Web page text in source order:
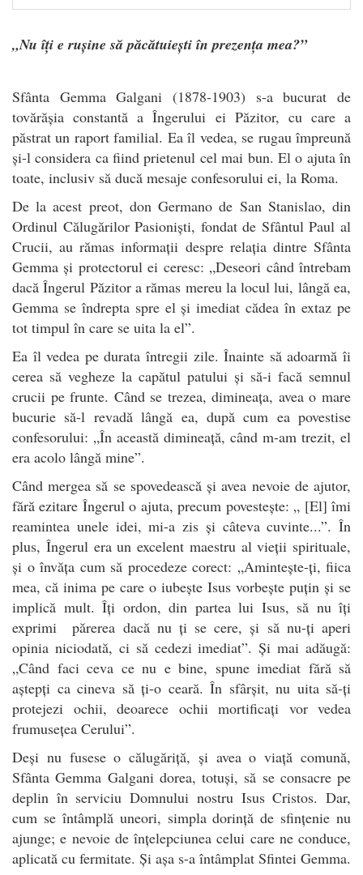
„Nu îți e rușine să păcătuiești în prezența mea?”
Sfânta Gemma Galgani (1878-1903) s-a bucurat de
tovărășia constantă a Îngerului ei Păzitor, cu care a
păstrat un raport familial. Ea îl vedea, se rugau împreună
și-l considera ca fiind prietenul cel mai bun. El o ajuta în
toate, inclusiv să ducă mesaje confesorului ei, la Roma.
De la acest preot, don Germano de San Stanislao, din
Ordinul Călugărilor Pasioniști, fondat de Sfântul Paul al
Crucii, au rămas informații despre relația dintre Sfânta
Gemma și protectorul ei ceresc: „Deseori când întrebam
dacă Îngerul Păzitor a rămas mereu la locul lui, lângă ea,
Gemma se îndrepta spre el și imediat cădea în extaz pe
tot timpul în care se uita la el”.
Ea îl vedea pe durata întregii zile. Înainte să adoarmă îi
cerea să vegheze la capătul patului și să-i facă semnul
crucii pe frunte. Când se trezea, dimineața, avea o mare
bucurie să-l revadă lângă ea, după cum ea povestise
confesorului: „În această dimineață, când m-am trezit, el
era acolo lângă mine”.
Când mergea să se spovedească și avea nevoie de ajutor,
fără ezitare Îngerul o ajuta, precum povestește: „ [El] îmi
reamintea unele idei, mi-a zis și câteva cuvinte...”. În
plus, Îngerul era un excelent maestru al vieții spirituale,
și o învăța cum să procedeze corect: „Amintește-ți, fiica
mea, că inima pe care o iubește Isus vorbește puțin și se
implică mult. Îți ordon, din partea lui Isus, să nu îți
exprimi părerea dacă nu ți se cere, și să nu-ți aperi
opinia niciodată, ci să cedezi imediat”. Și mai adăugă:
„Când faci ceva ce nu e bine, spune imediat fără să
aștepți ca cineva să ți-o ceară. În sfârșit, nu uita să-ți
protejezi ochii, deoarece ochii mortificați vor vedea
frumusețea Cerului”.
Deși nu fusese o călugăriță, și avea o viață comună,
Sfânta Gemma Galgani dorea, totuși, să se consacre pe
deplin în serviciu Domnului nostru Isus Cristos. Dar,
cum se întâmplă uneori, simpla dorință de sfințenie nu
ajunge; e nevoie de înțelepciunea celui care ne conduce,
aplicată cu fermitate. Și așa s-a întâmplat Sfintei Gemma.